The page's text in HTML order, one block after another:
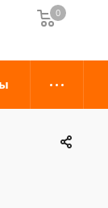
0
0